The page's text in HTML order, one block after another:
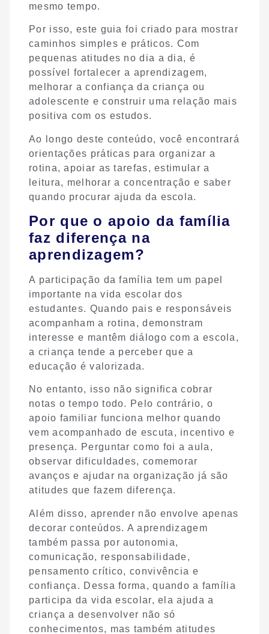
mesmo tempo.
Por isso, este guia foi criado para mostrar
caminhos simples e práticos. Com
pequenas atitudes no dia a dia, é
possível fortalecer a aprendizagem,
melhorar a confiança da criança ou
adolescente e construir uma relação mais
positiva com os estudos.
Ao longo deste conteúdo, você encontrará
orientações práticas para organizar a
rotina, apoiar as tarefas, estimular a
leitura, melhorar a concentração e saber
quando procurar ajuda da escola.
Por que o apoio da família
faz diferença na
aprendizagem?
A participação da família tem um papel
importante na vida escolar dos
estudantes. Quando pais e responsáveis
acompanham a rotina, demonstram
interesse e mantêm diálogo com a escola,
a criança tende a perceber que a
educação é valorizada.
No entanto, isso não significa cobrar
notas o tempo todo. Pelo contrário, o
apoio familiar funciona melhor quando
vem acompanhado de escuta, incentivo e
presença. Perguntar como foi a aula,
observar dificuldades, comemorar
avanços e ajudar na organização já são
atitudes que fazem diferença.
Além disso, aprender não envolve apenas
decorar conteúdos. A aprendizagem
também passa por autonomia,
comunicação, responsabilidade,
pensamento crítico, convivência e
confiança. Dessa forma, quando a família
participa da vida escolar, ela ajuda a
criança a desenvolver não só
conhecimentos, mas também atitudes